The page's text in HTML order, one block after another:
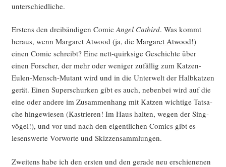
unterschiedliche.
Ers­tens den drei­bän­di­gen ComicAngel Cat­bird. Was kommt
her­aus, wenn Mar­ga­ret Atwood (ja, die Mar­ga­ret Atwood!)
einen Comic schreibt? Eine nett-quirk­si­ge Geschich­te über
einen For­scher, der mehr oder weni­ger zufäl­lig zum Kat­zen-
Eulen-Mensch-Mutant wird und in die Unter­welt der Halb­kat­zen
gerät. Einen Super­schur­ken gibt es auch, neben­bei wird auf die
eine oder ande­re im Zusam­men­hang mit Kat­zen wich­ti­ge Tat­sa­
che hin­ge­wie­sen (Kas­trie­ren! Im Haus hal­ten, wegen der Sing­
vö­gel!), und vor und nach den eigent­li­chen Comics gibt es
lesens­wer­te Vor­wor­te und Skizzensammlungen.
Zwei­tens habe ich den ers­ten und den gera­de neu erschie­ne­nen